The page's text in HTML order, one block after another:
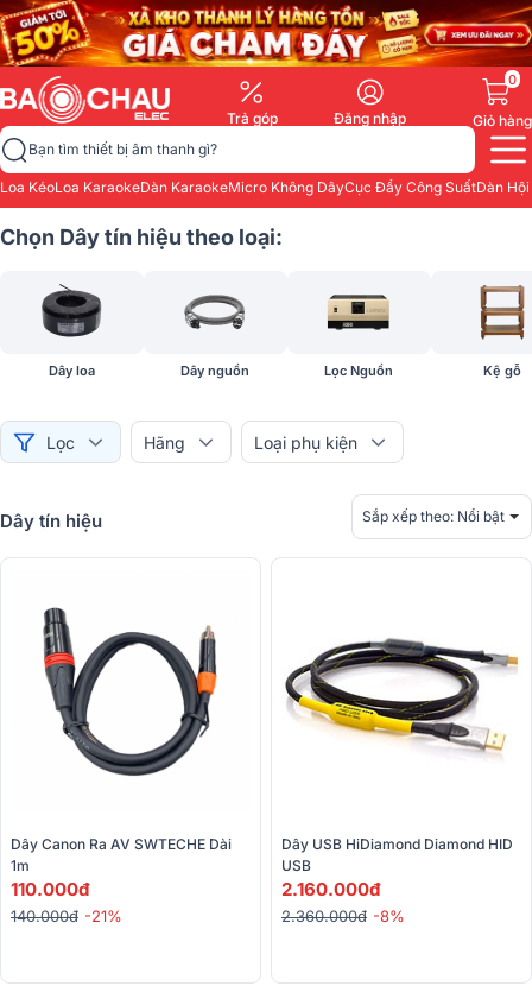
Trả góp Đăng nhập
0
Giỏ hàng
Bạn tìm thiết bị âm thanh gì?
Loa KéoLoa KaraokeDàn KaraokeMicro Không DâyCục Đẩy Công SuấtDàn
Chọn Dây tín hiệu theo loại:
Dây loa Dây nguồn Lọc Nguồn Kệ gỗ
Lọc Hãng Loại phụ kiện
Dây tín hiệu Sắp xếp theo: Nổi bật
Dây Canon Ra AV SWTECHE Dài
1m
110.000đ
140.000đ -21%
Dây USB HiDiamond Diamond HID
2.160.000đ
2.360.000đ -8%